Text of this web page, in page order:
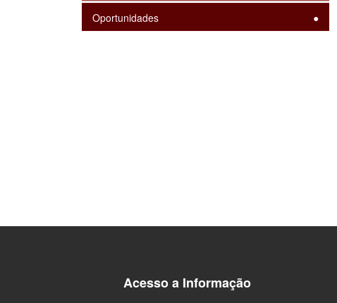
Oportunidades
Acesso a Informação